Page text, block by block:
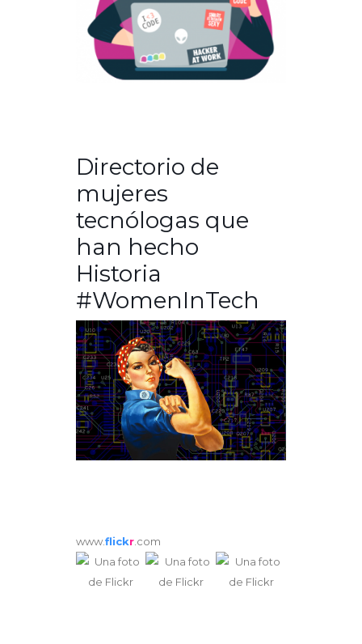
Directorio de
mujeres
tecnólogas que
han hecho
Historia
#WomenInTech
www.flickr .com